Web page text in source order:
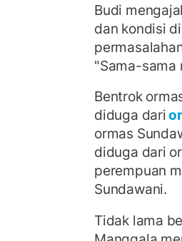
Budi
dan kondisi
"Sama-sama
Bentrok
diduga dari
ormas
diduga dari
perempuan
Sundawani.
Tidak lama